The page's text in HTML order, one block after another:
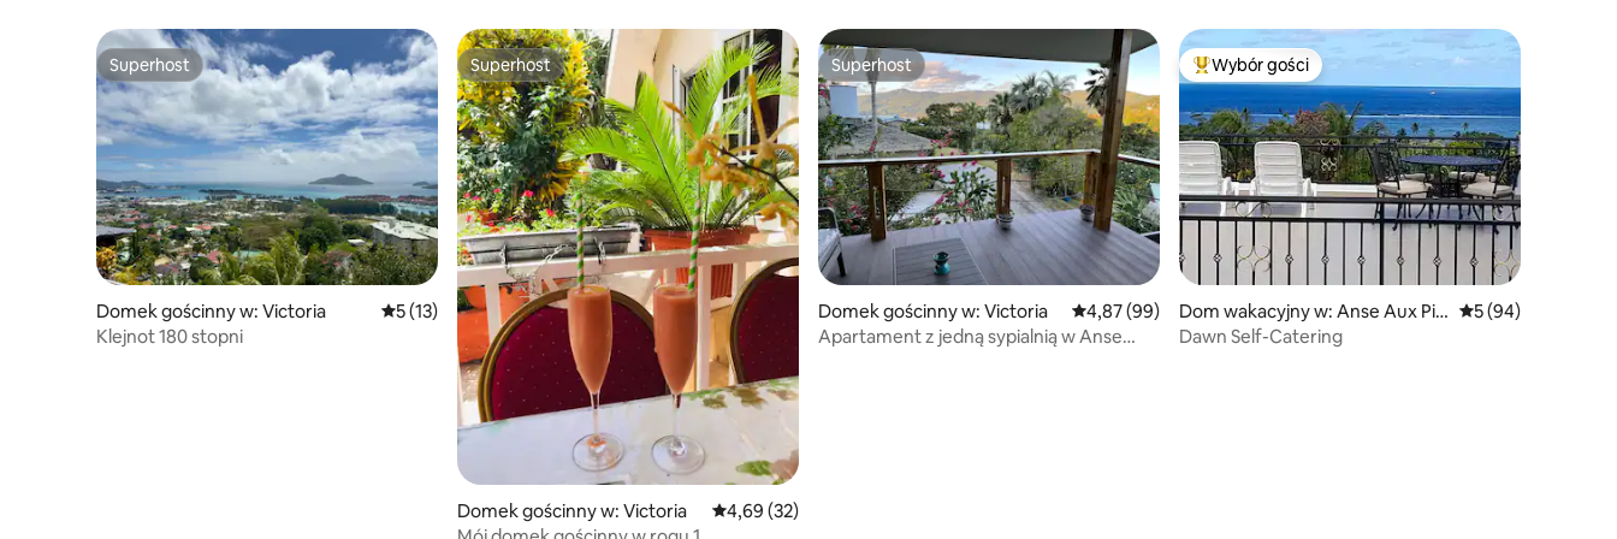
Superhost
Superhost
Domek gościnny w: Victoria Średnia ocena: 5 na 5, liczba recenzji: 13
5 (13)
Klejnot 180 stopni
Superhost
Superhost
Domek gościnny w: Victoria Średnia ocena: 4,69 na 5, liczba recenzji: 32
4,69 (32)
Superhost
Superhost
Domek gościnny w: Victoria Średnia ocena: 4,87 na 5, liczba recenzji: 99
4,87 (99)
Apartament z jedną sypialnią w Anse
Najpopularniejsze z kategorii Wybór gości
Wybór gości
Dom wakacyjny w: Anse Aux Pin
s
Średnia ocena: 5
5 (94)
Dawn Self-Catering